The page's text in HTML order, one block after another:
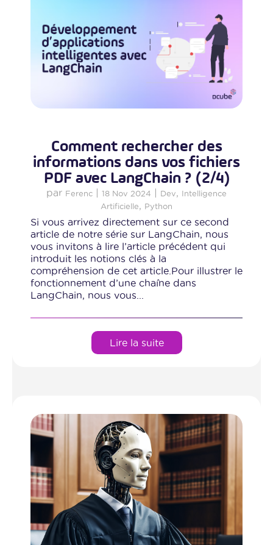
Comment rechercher des
informations dans vos fichiers
PDF avec LangChain ? (2/4)
par Ferenc 18 Nov 2024 Dev, Intelligence
Artificielle, Python
Si vous arrivez directement sur ce second
article de notre série sur LangChain, nous
vous invitons à lire l’article précédent qui
introduit les notions clés à la
compréhension de cet article.Pour illustrer le
fonctionnement d’une chaîne dans
LangChain, nous vous...
Lire la suite